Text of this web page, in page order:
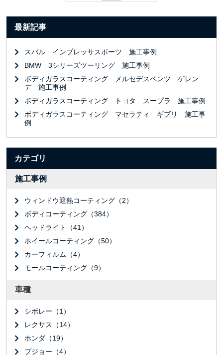
最新記事
スバル インプレッサスポーツ 施工事例
BMW 3シリーズツーリング 施工事例
ボディガラスコーティング メルセデスベンツ ゲレン
デ 施工事例
ボディガラスコーティング トヨタ スープラ 施工事例
ボディガラスコーティング マセラティ ギブリ 施工事
例
カテゴリ
施工事例
ウィンドウ遮熱コーティング（2）
ボディコーティング（384）
ヘッドライト（41）
ホイールコーティング（50）
カーフィルム（4）
モールコーティング（9）
車種
シボレー（1）
レクサス（14）
ホンダ（19）
プジョー（4）